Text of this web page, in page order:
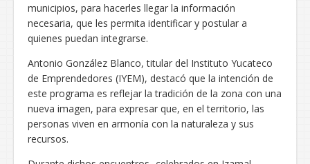
municipios, para hacerles llegar la información
necesaria, que les permita identificar y postular a
quienes puedan integrarse.
Antonio González Blanco, titular del Instituto Yucateco
de Emprendedores (IYEM), destacó que la intención de
este programa es reflejar la tradición de la zona con una
nueva imagen, para expresar que, en el territorio, las
personas viven en armonía con la naturaleza y sus
recursos.